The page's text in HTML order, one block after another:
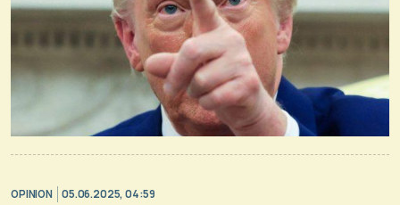
OPINION 05.06.2025, 04:59